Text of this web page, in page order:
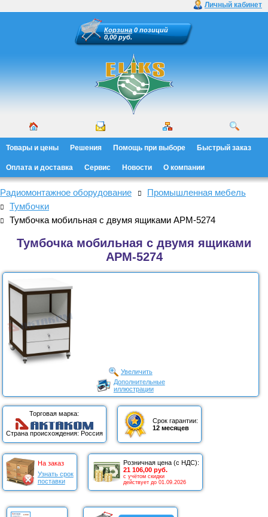
Личный кабинет
Корзина 0 позиций
0,00 руб.
Товары и цены Решения Помощь при выборе Быстрый заказ
Оплата и доставка Сервис Новости О компании
Радиомонтажное оборудование
Промышленная мебель
Тумбочки
Тумбочка мобильная с двумя ящиками АРМ-5274
Тумбочка мобильная с двумя ящиками
АРМ-5274
Увеличить
Дополнительные
иллюстрации
Торговая марка:
Страна происхождения: Россия
Срок гарантии:
12 месяцев
На заказ
Узнать срок
поставки
Розничная цена (с НДС):
21 106,00 руб.
с учётом скидки
действует до 01.09.2026